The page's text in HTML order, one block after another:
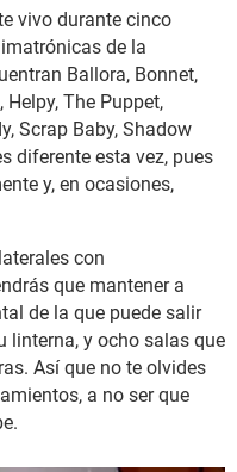
vivo durante cinco
de la
Ballora, Bonnet,
Helpy, The Puppet,
Scrap Baby, Shadow
diferente esta vez, pues
y, en ocasiones,
con
que mantener a
de la que puede salir
linterna, y ocho salas que
Así que no te olvides
a no ser que